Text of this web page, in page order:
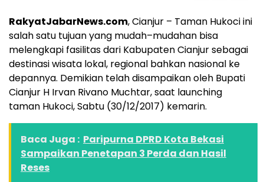
RakyatJabarNews.com, Cianjur – Taman Hukoci ini
salah satu tujuan yang mudah–mudahan bisa
melengkapi fasilitas dari Kabupaten Cianjur sebagai
destinasi wisata lokal, regional bahkan nasional ke
depannya. Demikian telah disampaikan oleh Bupati
Cianjur H Irvan Rivano Muchtar, saat launching
taman Hukoci, Sabtu (30/12/2017) kemarin.
Baca Juga : Paripurna DPRD Kota Bekasi
Sampaikan Penetapan 3 Perda dan Hasil
Reses